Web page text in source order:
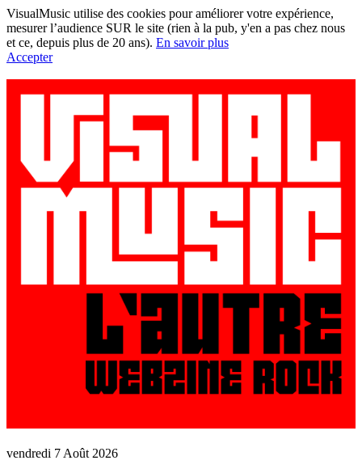
VisualMusic utilise des cookies pour améliorer votre expérience,
mesurer l’audience SUR le site (rien à la pub, y'en a pas chez nous
et ce, depuis plus de 20 ans). En savoir plus
Accepter
vendredi 7 Août 2026